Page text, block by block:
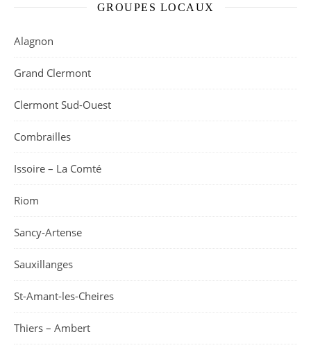
GROUPES LOCAUX
Alagnon
Grand Clermont
Clermont Sud-Ouest
Combrailles
Issoire – La Comté
Riom
Sancy-Artense
Sauxillanges
St-Amant-les-Cheires
Thiers – Ambert